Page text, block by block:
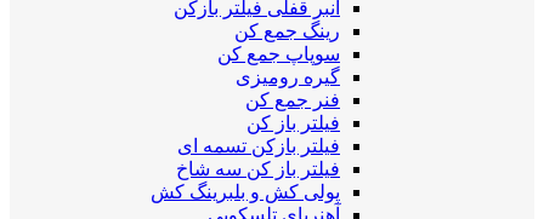
انبر قفلی فیلتر بازکن
رینگ جمع کن
سوپاپ جمع کن
گیره رومیزی
فنر جمع کن
فیلتر باز کن
فیلتر بازکن تسمه ای
فیلتر باز کن سه شاخ
پولی کش و بلبرینگ کش